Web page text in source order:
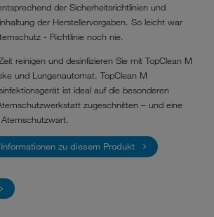
der Sicherheitsrichtlinien und
der Herstellervorgaben. So leicht war
- Richtlinie noch nie.
reinigen und desinfizieren Sie mit TopClean M
und Lungenautomat. TopClean M
ist ideal auf die besonderen
zugeschnitten – und eine
zu diesem Produkt